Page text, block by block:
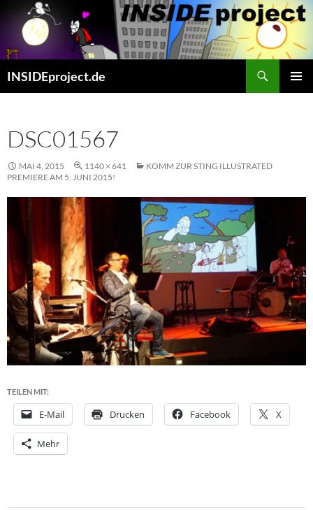
Inhalt
springen
INSIDEproject.de
DSC01567
MAI 4, 2015 1140 × 641
KOMM ZUR STING ILLUSTRATED
PREMIERE AM 5. JUNI 2015!
TEILEN MIT:
E-Mail Drucken Facebook X
Mehr